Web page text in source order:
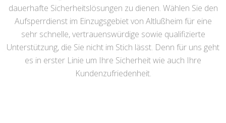
dauerhafte Sicherheitslösungen zu dienen. Wählen Sie den
Aufsperrdienst im Einzugsgebiet von Altlußheim für eine
sehr schnelle, vertrauenswürdige sowie qualifizierte
Unterstützung, die Sie nicht im Stich lässt. Denn für uns geht
es in erster Linie um Ihre Sicherheit wie auch Ihre
Kundenzufriedenheit.